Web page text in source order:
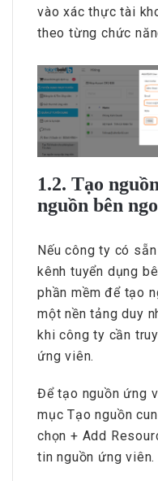
vào xác thực tài
theo từng chức
1.2. Tạo
nguồn bên
Nếu công ty có
kênh tuyển dụng
phần mềm để tạo
một nền tảng duy
khi công ty cần
ứng viên.
Để tạo nguồn ứng
mục Tạo nguồn
chọn + Add
tin nguồn ứng viên.